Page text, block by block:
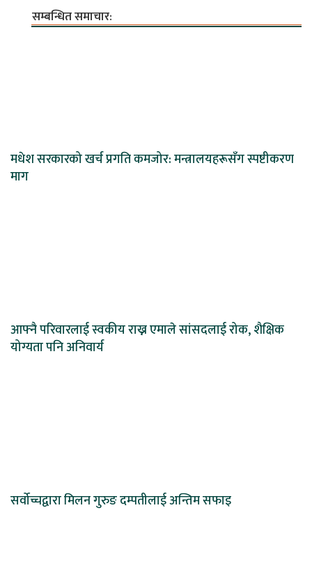
सम्बन्धित समाचार:
मधेश सरकारको खर्च प्रगति कमजोर: मन्त्रालयहरूसँग स्पष्टीकरण
माग
आफ्नै परिवारलाई स्वकीय राख्न एमाले सांसदलाई रोक, शैक्षिक
योग्यता पनि अनिवार्य
सर्वोच्चद्वारा मिलन गुरुङ दम्पतीलाई अन्तिम सफाइ